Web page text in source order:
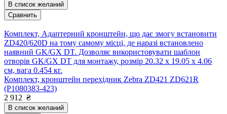
В список желаний
Сравнить
Комплект, Адаптерний кронштейн, що дає змогу встановити
ZD420/620D на тому самому місці, де наразі встановлено
наявний GK/GX DT. Дозволяє використовувати шаблон
отворів GK/GX DT для монтажу, розмір 20.32 x 19.05 x 4.06
см, вага 0.454 кг.
Комплект, кронштейн перехідник Zebra ZD421 ZD621R
(P1080383-423)
2 912 ₴
В список желаний